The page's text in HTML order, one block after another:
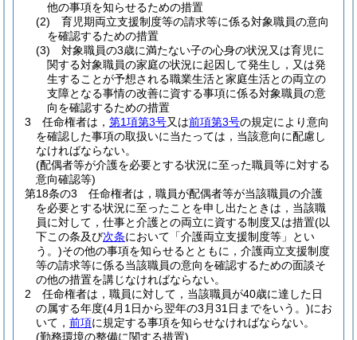
他の事項を知らせるための措置
(2)
育児期両立支援制度等の請求等に係る対象職員の意向
を確認するための措置
(3)
対象職員の3歳に満たない子の心身の状況又は育児に
関する対象職員の家庭の状況に起因して発生し，又は発
生することが予想される職業生活と家庭生活との両立の
支障となる事情の改善に資する事項に係る対象職員の意
向を確認するための措置
3
任命権者は， 第1項第3号又は前項第3号の規定により意向
を確認した事項の取扱いに当たっては，当該意向に配慮し
なければならない。
(配偶者等が介護を必要とする状況に至った職員等に対する
意向確認等)
第18条の3
任命権者は，職員が配偶者等が当該職員の介護
を必要とする状況に至ったことを申し出たときは，当該職
員に対して，仕事と介護との両立に資する制度又は措置(以
下この条及び次条において「介護両立支援制度等」とい
う。)その他の事項を知らせるとともに，介護両立支援制度
等の請求等に係る当該職員の意向を確認するための面談そ
の他の措置を講じなければならない。
2
任命権者は，職員に対して，当該職員が40歳に達した日
の属する年度(4月1日から翌年の3月31日までをいう。)にお
いて， 前項に規定する事項を知らせなければならない。
(勤務環境の整備に関する措置)